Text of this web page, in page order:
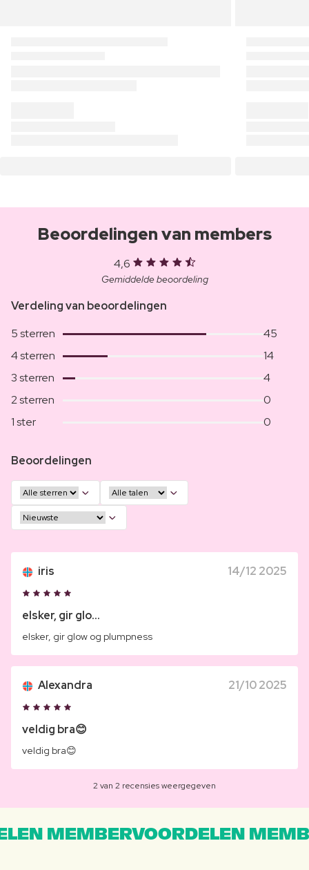
Beoordelingen van members
4,6
Gemiddelde beoordeling
Verdeling van beoordelingen
5 sterren
45
4 sterren
14
3 sterren
4
2 sterren
0
1 ster
0
Beoordelingen
iris 14/12 2025
elsker, gir glo...
elsker, gir glow og plumpness
Alexandra 21/10 2025
veldig bra😊
veldig bra😊
2 van 2 recensies weergegeven
MEMBERVOORDELEN